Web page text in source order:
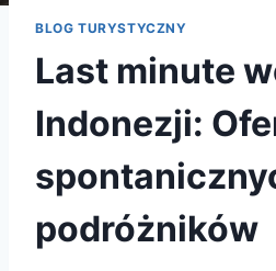
BLOG TURYSTYCZNY
Last minute
Indonezji:
podróżników